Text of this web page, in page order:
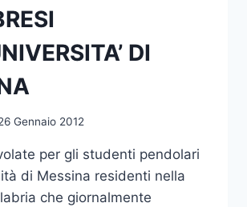
DI
Gennaio 2012
per gli studenti pendolari
di Messina residenti nella
che giornalmente